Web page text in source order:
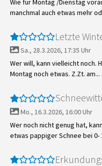
Wie für Montag /Dienstag
manchmal auch etwas mehr
Letzte
Sa., 28.3.2026, 17:35 Uhr
Wer will, kann vielleicht noch.
Montag noch etwas. Z.Zt. am...
Mo., 16.3.2026, 16:00 Uhr
Wer noch nicht genug hat,
etwas pappiger Schnee bei 0-